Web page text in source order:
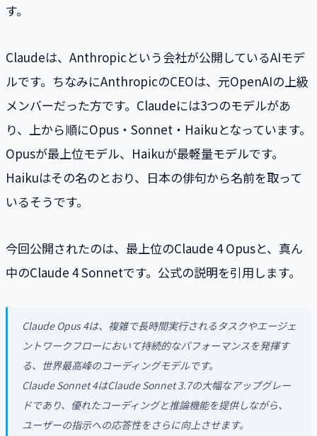
す。
Claudeは、Anthropicという会社が公開しているAIモデ
ルです。ちなみにAnthropicのCEOは、元OpenAIの上級
メンバーだった方です。Claudeには3つのモデルがあ
り、上から順にOpus・Sonnet・Haikuとなっています。
Opusが最上位モデル、Haikuが最軽量モデルです。
Haikuはその名のとおり、日本の俳句から名前を取って
いるそうです。
今回公開されたのは、最上位のClaude 4 Opusと、真ん
中のClaude 4 Sonnetです。公式の説明を引用します。
Claude Opus 4は、複雑で長時間実行されるタスクやエージェ
ントワークフローにおいて持続的なパフォーマンスを発揮す
る、世界最高峰のコーディングモデルです。
Claude Sonnet 4はClaude Sonnet 3.7の大幅なアップグレー
ドであり、優れたコーディングと推論機能を提供しながら、
ユーザーの指示への応答性をさらに向上させます。